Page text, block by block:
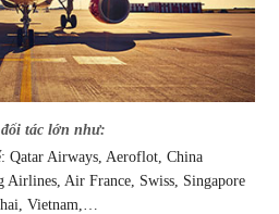
tác lớn như:
Qatar Airways, Aeroflot, China
Airlines, Air France, Swiss, Singapore
Vietnam,…